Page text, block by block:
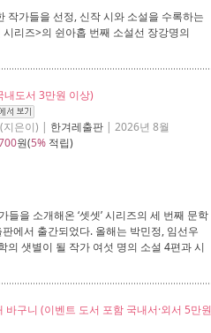
작가들을 선정, 신작 시와 소설을 수록하는
리즈>의 쉰아홉 번째 소설선 장강명의
내도서 3만원 이상)
(지은이) | 한겨레출판 | 2026년 8월
원(5% 적립)
을 소개해온 ‘셋셋’ 시리즈의 세 번째 문학
에서 출간되었다. 올해는 박민정, 임선우
의 샛별이 될 작가 여섯 명의 소설 4편과 시
구니 (이벤트 도서 포함 국내서·외서 5만원